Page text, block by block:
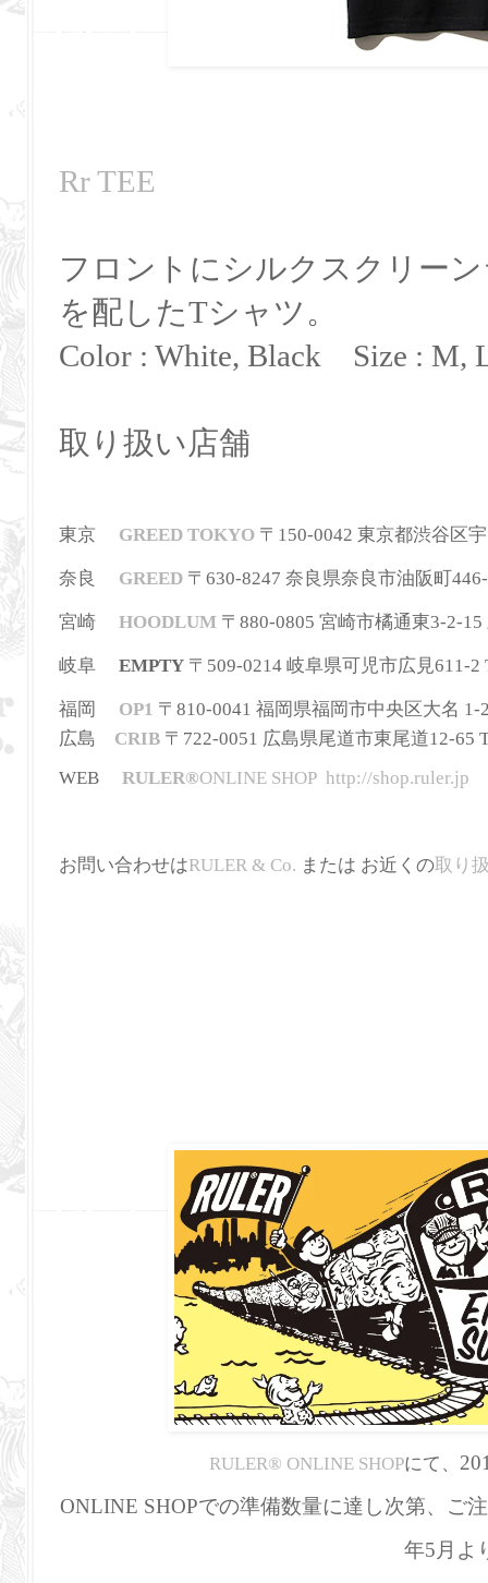
Rr TEE
フロントにシルクスクリー
を配したTシャツ。
Color : White, Black Size :
取り扱い店舗
東京 GREED TOKYO 〒150-0042 東京都渋谷区
奈良 GREED 〒630-8247 奈良県奈良市油阪町
宮崎 HOODLUM 〒880-0805 宮崎市橘通東3-2-
岐阜 EMPTY 〒509-0214 岐阜県可児市広見611-
福岡 OP1 〒810-0041 福岡県福岡市中央区大名
広島 CRIB 〒722-0051 広島県尾道市東尾道12-65
WEB RULER®ONLINE SHOP http://shop.ruler.jp
お問い合わせはRULER & Co. または お近くの取り
RULER® ONLINE SHOPにて、
ONLINE SHOPでの準備数量に達し次第、ご
年5月よ